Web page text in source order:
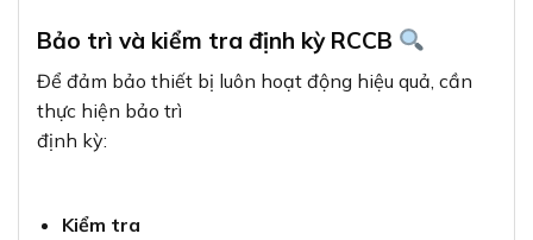
Bảo trì và kiểm tra định kỳ RCCB
Để đảm bảo thiết bị luôn hoạt động hiệu quả, cần
thực hiện bảo trì
định kỳ:
Kiểm tra